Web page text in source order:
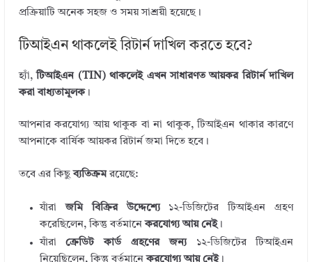
প্রক্রিয়াটি অনেক সহজ ও সময় সাশ্রয়ী হয়েছে।
টিআইএন থাকলেই রিটার্ন দাখিল করতে হবে?
হ্যাঁ,টিআইএন (TIN) থাকলেই এখন সাধারণত আয়কর রিটার্ন দাখিল
করা বাধ্যতামূলক।
আপনার করযোগ্য আয় থাকুক বা না থাকুক, টিআইএন থাকার কারণে
আপনাকে বার্ষিক আয়কর রিটার্ন জমা দিতে হবে।
তবে এর কিছুব্যতিক্রমরয়েছে:
যাঁরাজমি বিক্রির উদ্দেশ্যে১২-ডিজিটের টিআইএন গ্রহণ
করেছিলেন, কিন্তু বর্তমানেকরযোগ্য আয় নেই।
যাঁরাক্রেডিট কার্ড গ্রহণের জন্য১২-ডিজিটের টিআইএন
নিয়েছিলেন, কিন্তু বর্তমানেকরযোগ্য আয় নেই।